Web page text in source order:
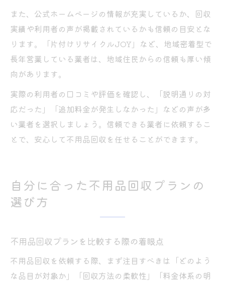
また、公式ホームページの情報が充実しているか、回収
実績や利用者の声が掲載されているかも信頼の目安とな
ります。「片付けリサイクルJOY」など、地域密着型で
長年営業している業者は、地域住民からの信頼も厚い傾
向があります。
実際の利用者の口コミや評価を確認し、「説明通りの対
応だった」「追加料金が発生しなかった」などの声が多
い業者を選択しましょう。信頼できる業者に依頼するこ
とで、安心して不用品回収を任せることができます。
自分に合った不用品回収プランの
選び方
不用品回収プランを比較する際の着眼点
不用品回収を依頼する際、まず注目すべきは「どのよう
な品目が対象か」「回収方法の柔軟性」「料金体系の明